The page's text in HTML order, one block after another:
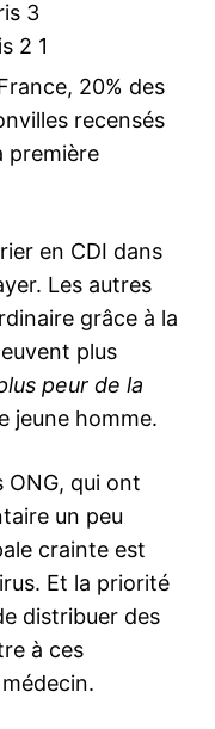
20% des
recensés
première
en CDI dans
Les autres
grâce à la
plus
peur de la
jeune homme.
ONG, qui ont
un peu
crainte est
Et la priorité
distribuer des
à ces